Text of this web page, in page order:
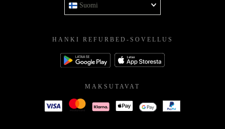
Suomi
HANKI REFURBED-SOVELLUS
MAKSUTAVAT